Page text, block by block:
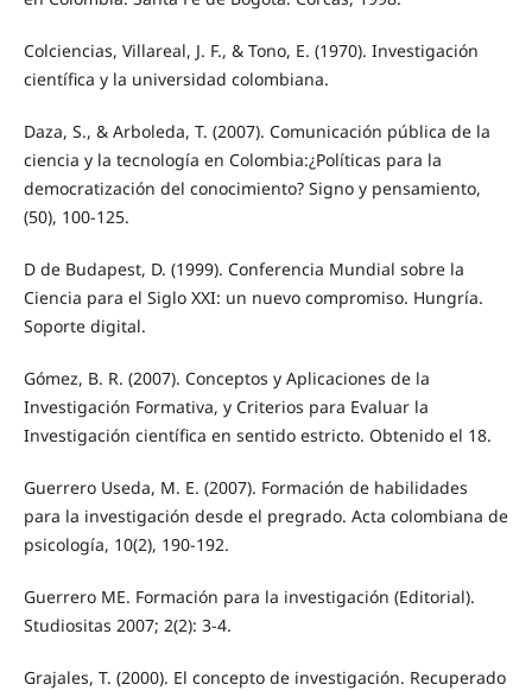
Colciencias, Villareal, J. F., & Tono, E. (1970). Investigación
científica y la universidad colombiana.
Daza, S., & Arboleda, T. (2007). Comunicación pública de la
ciencia y la tecnología en Colombia:¿Políticas para la
democratización del conocimiento? Signo y pensamiento,
(50), 100-125.
D de Budapest, D. (1999). Conferencia Mundial sobre la
Ciencia para el Siglo XXI: un nuevo compromiso. Hungría.
Soporte digital.
Gómez, B. R. (2007). Conceptos y Aplicaciones de la
Investigación Formativa, y Criterios para Evaluar la
Investigación científica en sentido estricto. Obtenido el 18.
Guerrero Useda, M. E. (2007). Formación de habilidades
para la investigación desde el pregrado. Acta colombiana de
psicología, 10(2), 190-192.
Guerrero ME. Formación para la investigación (Editorial).
Studiositas 2007; 2(2): 3-4.
Grajales, T. (2000). El concepto de investigación. Recuperado